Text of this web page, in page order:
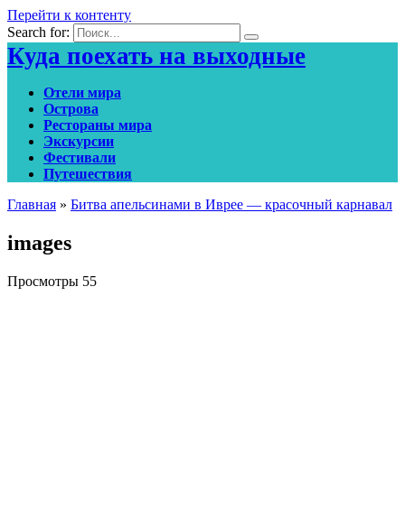
Перейти к контенту
Search for:
Куда поехать на выходные
Отели мира
Острова
Рестораны мира
Экскурсии
Фестивали
Путешествия
Главная » Битва апельсинами в Иврее — красочный карнавал
images
Просмотры 55